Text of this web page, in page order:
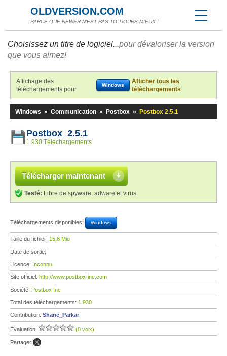
OLDVERSION.COM
PARCE QUE NEWER N'EST PAS TOUJOURS MIEUX !
Choisissez un titre de logiciel...pour dévaloriser la version
que vous aimez!
Affichage des
téléchargements pour
Windows
Afficher tous les
téléchargements
Windows » Communication » Postbox » Postbox 2.5.1
Postbox 2.5.1
1 930 Téléchargements
Télécharger maintenant
Testé: Libre de spyware, adware et virus
Téléchargements disponibles: Windows
Taille du fichier: 15,6 Mio
Date de sortie:
Licence: Inconnu
Site officiel: http://www.postbox-inc.com
Société: Postbox Inc
Total des téléchargements: 1 930
Contribution: Shane_Parkar
Évaluation: (0 voix)
Partager: